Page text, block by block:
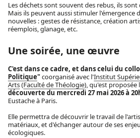
Les déchets sont souvent des rebus, ils
Mais ils peuvent aussi stimuler l'émergence
nouvelles : gestes de résistance, création
réemplois, glanage, etc.
Une soirée, une œuvre
C'est dans ce cadre, et dans celui du
Politique"coorganisé avec l'Institut
Arts(Faculté de Théologie), qu'est proposée
découverte du mercredi 27 mai 2026 à
Eustache à Paris.
Elle permettra de découvrir le travail de
matériaux, et d'échanger autour de ses
écologiques.